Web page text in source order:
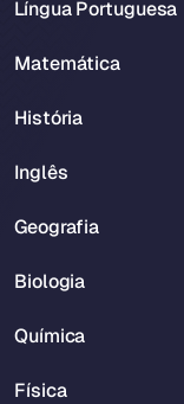
Língua Portuguesa
Matemática
História
Inglês
Geografia
Biologia
Química
Física